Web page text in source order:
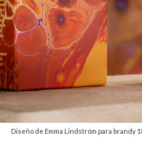
Diseño de Emma Lindström para brandy